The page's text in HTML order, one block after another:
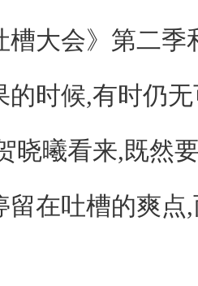
槽大会》第二
的时候,有时仍
晓曦看来,既然
留在吐槽的爽点